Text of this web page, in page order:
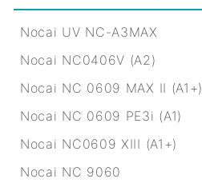
Nocai UV NC-A3MAX
Nocai NC0406V (A2)
Nocai NC 0609 MAX II (A1+)
Nocai NC 0609 PE3i (A1)
Nocai NC0609 XIII (A1+)
Nocai NC 9060